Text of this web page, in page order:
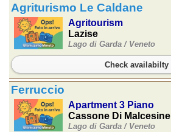
Agriturismo Le Caldane
Agritourism
Lazise
Lago di Garda / Veneto
Check availabilty
Ferruccio
Apartment 3 Piano
Cassone Di Malcesine
Lago di Garda / Veneto